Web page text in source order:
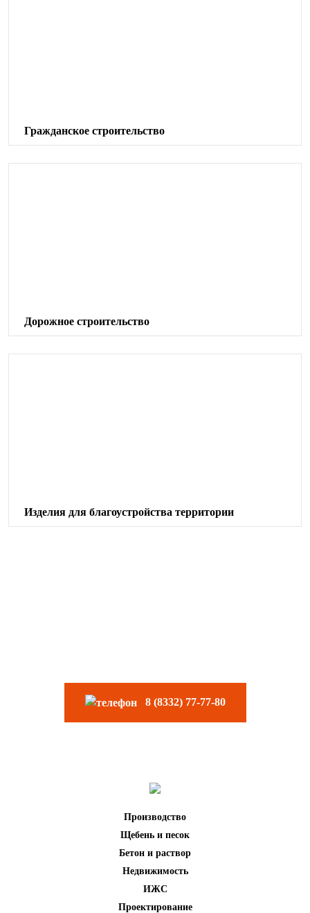
Гражданское строительство
Дорожное строительство
Изделия для благоустройства территории
8 (8332) 77-77-80
Производство
Щебень и песок
Бетон и раствор
Недвижимость
ИЖС
Проектирование